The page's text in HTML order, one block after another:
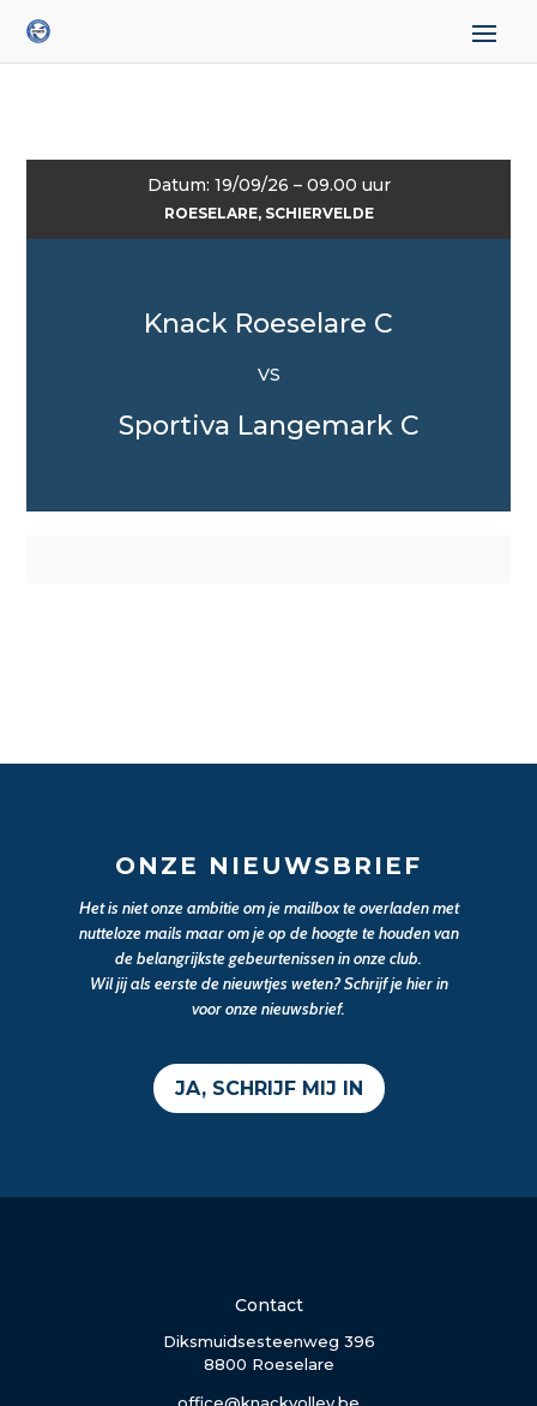
Datum: 19/09/26 – 09.00 uur
ROESELARE, SCHIERVELDE
Knack Roeselare C
VS
Sportiva Langemark C
ONZE NIEUWSBRIEF
Het is niet onze ambitie om je mailbox te overladen met
nutteloze mails maar om je op de hoogte te houden van
de belangrijkste gebeurtenissen in onze club.
Wil jij als eerste de nieuwtjes weten? Schrijf je hier in
voor onze nieuwsbrief.
JA, SCHRIJF MIJ IN
Contact
Diksmuidsesteenweg 396
8800 Roeselare
office@knackvolley.be